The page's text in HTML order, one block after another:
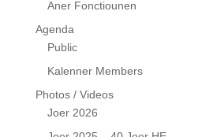
Aner Fonctiounen
Agenda
Public
Kalenner Members
Photos / Videos
Joer 2026